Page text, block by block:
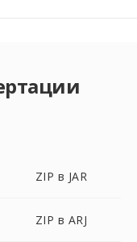
ZIP в JAR
ZIP в ARJ